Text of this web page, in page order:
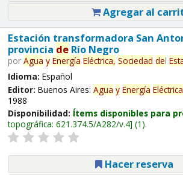
Agregar al
Estación transformadora San
provincia deRío Negro
por Agua y Energía Eléctrica, Sociedad del
Idioma: Español
Editor: Buenos Aires: Agua y Energía
1988
Disponibilidad: Ítems disponibles para
topográfica: 621.374.5/A282/v.4 (1).
Hacer reserva